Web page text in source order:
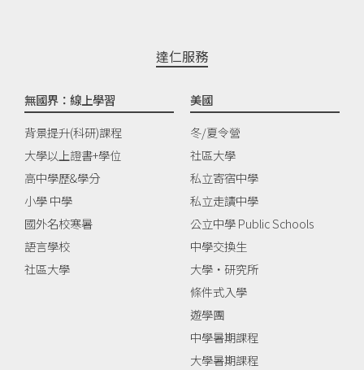
達仁服務
無國界：線上學習
背景提升(科研)課程
大學以上證書+學位
高中學歷&學分
小學 中學
國外名校寒暑
語言學校
社區大學
美國
冬/夏令營
社區大學
私立寄宿中學
私立走讀中學
公立中學 Public Schools
中學交換生
大學‧研究所
條件式入學
遊學團
中學暑期課程
大學暑期課程